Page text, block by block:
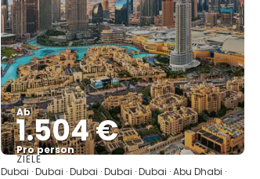
Ab
1.504 €
Pro person
Sehen
ZIELE
Dubai · Dubai · Dubai · Dubai · Dubai · Abu Dhabi ·